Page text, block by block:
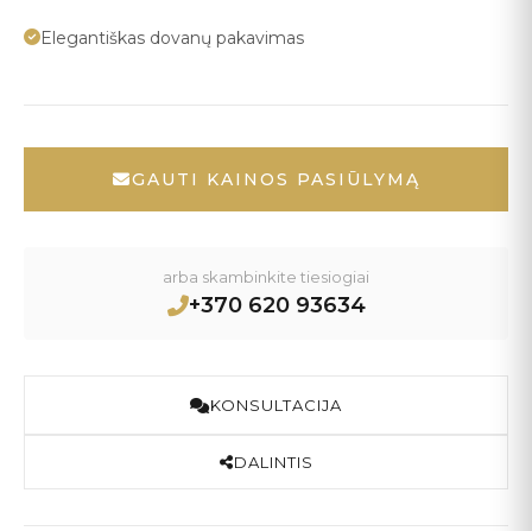
Elegantiškas dovanų pakavimas
GAUTI KAINOS PASIŪLYMĄ
arba skambinkite tiesiogiai
+370 620 93634
KONSULTACIJA
DALINTIS